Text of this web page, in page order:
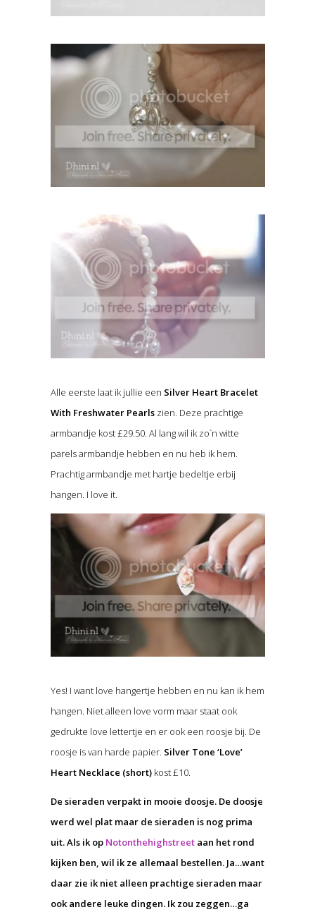
Alle eerste laat ik jullie een Silver Heart Bracelet
With Freshwater Pearlszien. Deze prachtige
armbandje kost £29.50. Al lang wil ik zo`n witte
parels armbandje hebben en nu heb ik hem.
Prachtig armbandje met hartje bedeltje erbij
hangen. I love it.
Yes! I want love hangertje hebben en nu kan ik hem
hangen. Niet alleen love vorm maar staat ook
gedrukte love lettertje en er ook een roosje bij. De
roosje is van harde papier. Silver Tone ‘Love’
Heart Necklace (short)kost £10.
De sieraden verpakt in mooie doosje. De doosje
werd wel plat maar de sieraden is nog prima
uit. Als ik op Notonthehighstreetaan het rond
kijken ben, wil ik ze allemaal bestellen. Ja…want
daar zie ik niet alleen prachtige sieraden maar
ook andere leuke dingen. Ik zou zeggen…ga